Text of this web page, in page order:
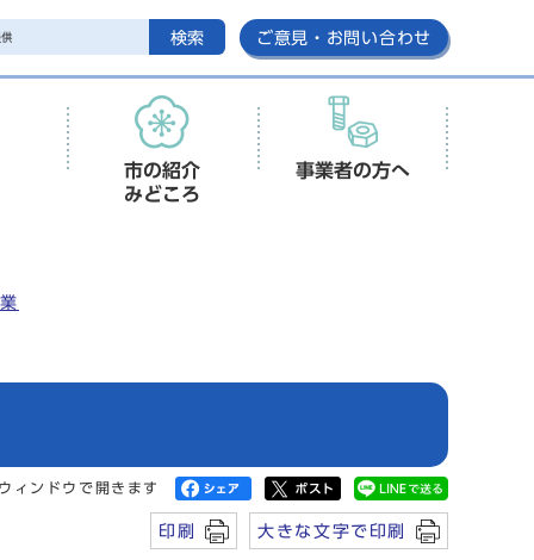
検索 ご意見・お問い合わせ
市の紹介
みどころ
事業者の方へ
ィンドウで開きます
印刷 大きな文字で印刷